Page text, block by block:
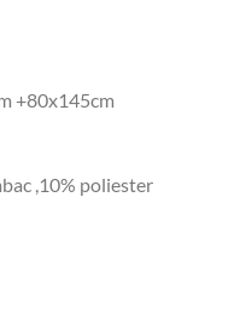
+80x145cm
,10% poliester